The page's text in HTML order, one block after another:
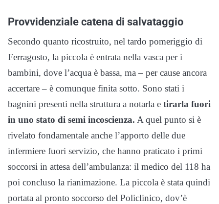
Provvidenziale catena di salvataggio
Secondo quanto ricostruito, nel tardo pomeriggio di
Ferragosto, la piccola è entrata nella vasca per i
bambini, dove l’acqua è bassa, ma – per cause ancora
accertare – è comunque finita sotto. Sono stati i
bagnini presenti nella struttura a notarla e tirarla fuori
in uno stato di semi incoscienza. A quel punto si è
rivelato fondamentale anche l’apporto delle due
infermiere fuori servizio, che hanno praticato i primi
soccorsi in attesa dell’ambulanza: il medico del 118 ha
poi concluso la rianimazione. La piccola è stata quindi
portata al pronto soccorso del Policlinico, dov’è